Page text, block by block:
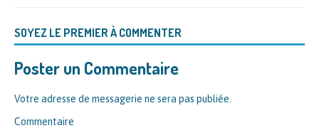
SOYEZ LE PREMIER À COMMENTER
Poster un Commentaire
Votre adresse de messagerie ne sera pas publiée.
Commentaire